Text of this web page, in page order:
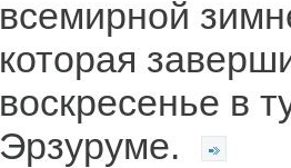
всемирной
которая
воскресенье в
Эрзуруме.